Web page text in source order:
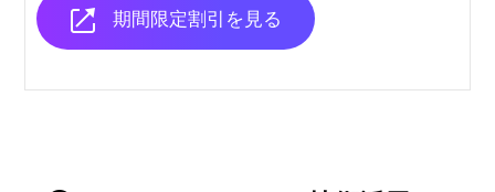
期間限定割引を見る